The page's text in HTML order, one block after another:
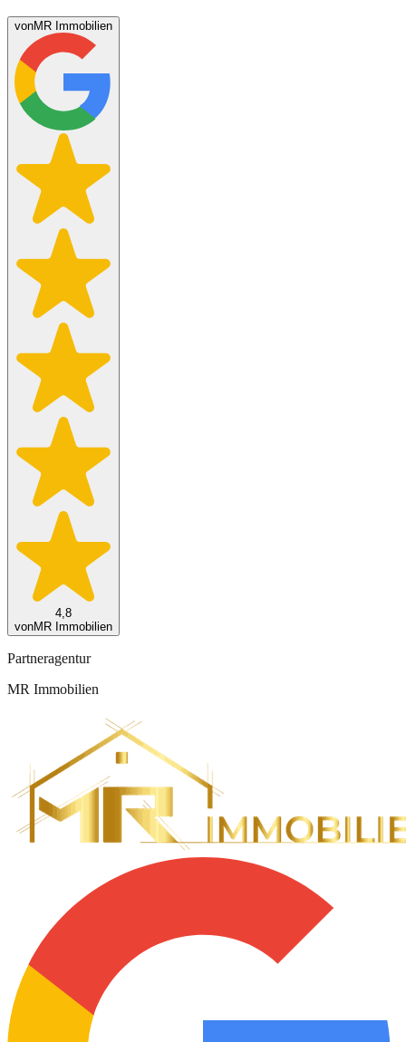
vonMR Immobilien
4,8
vonMR Immobilien
Partneragentur
MR Immobilien